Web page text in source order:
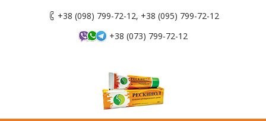
+38 (098) 799-72-12, +38 (095) 799-72-12
+38 (073) 799-72-12